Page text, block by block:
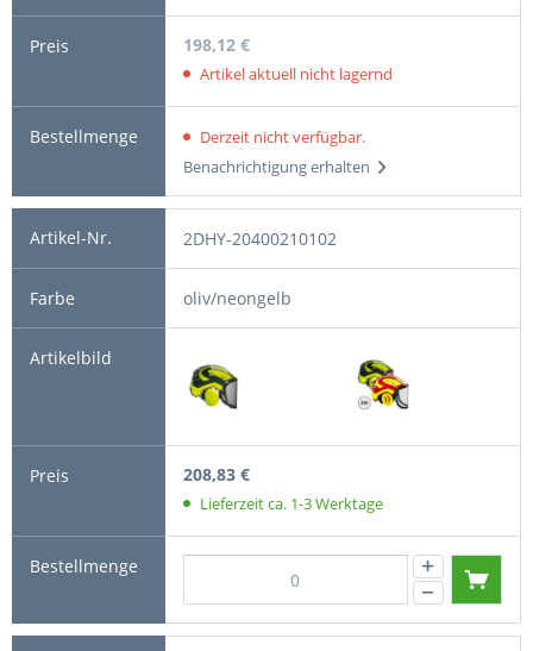
198,12 €
Artikel aktuell nicht lagernd
Derzeit nicht verfügbar.
Benachrichtigung erhalten
2DHY-20400210102
oliv/neongelb
208,83 €
Lieferzeit ca. 1-3 Werktage